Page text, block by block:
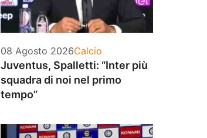
08 Agosto 2026Categorie
Calcio
Juventus, Spalletti: “Inter più
squadra di noi nel primo
tempo”